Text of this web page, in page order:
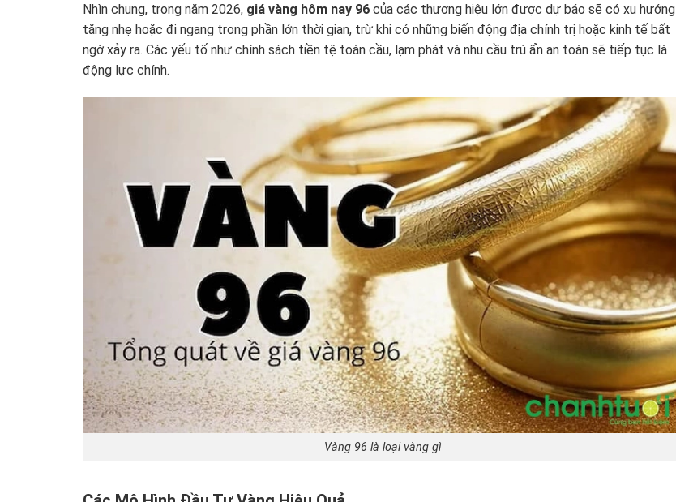
Nhìn chung, trong năm 2026, giá vàng hôm nay 96 của các thương hiệu lớn được dự báo sẽ có xu hướng
tăng nhẹ hoặc đi ngang trong phần lớn thời gian, trừ khi có những biến động địa chính trị hoặc kinh tế bất
ngờ xảy ra. Các yếu tố như chính sách tiền tệ toàn cầu, lạm phát và nhu cầu trú ẩn an toàn sẽ tiếp tục là
động lực chính.
Vàng 96 là loại vàng gì